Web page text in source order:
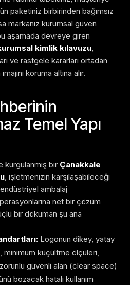
paketiniz birbirinden bağımsız
markanız kurumsal güven
aşamada devreye giren
kimlik kılavuzu,
ve rastgele kararları ortadan
koruma altına alır.
Temel Yapı
bir Çanakkale
, işletmenizin karşılaşabileceği
ambalaj
net bir çözüm
bir döküman şu ana
Logonun dikey, yatay
minimum küçültme ölçüleri,
güvenli alan (clear space)
bozacak hatalı kullanım